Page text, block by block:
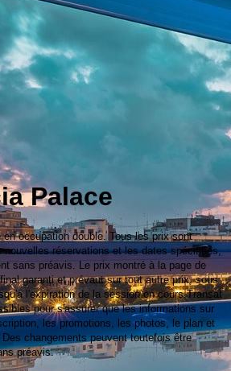
Palace
occupation double. Tous les prix sont
nouvelles réservations et les dates spécifiées,
sans préavis. Le prix montré à la page de
garanti et prévaut sur tout autre prix, sous
l'expiration de la session en cours.Transat
pour s'assurer que les informations sur
les promotions, les photos, le plan et
changements peuvent toutefois être
préavis.